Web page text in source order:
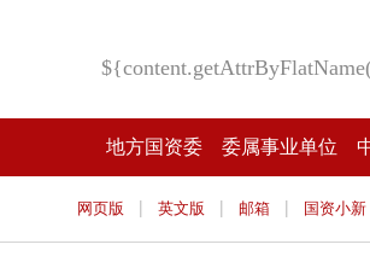
地方国资委 委属事业单位
网页版 | 英文版 | 邮箱 | 国资小新